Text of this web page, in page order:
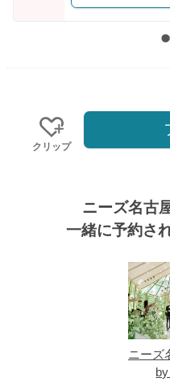
クリップ
ニーズ名古
一緒に予約さ
ニーズ